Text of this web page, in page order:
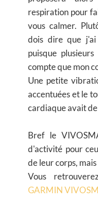
respiration pour
vous calmer.
dois dire que
puisque
compte que mon
Une petite
accentuées et le
cardiaque avait
Bref le
d'activité pour
de leur corps,
Vous
GARMIN